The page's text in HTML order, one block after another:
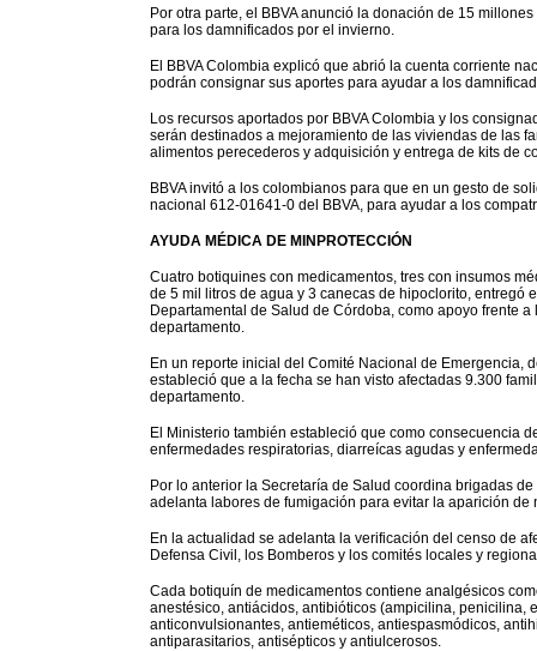
Por otra parte, el BBVA anunció la donación de 15
para los damnificados por el invierno.
El BBVA Colombia explicó que abrió la cuenta corriente
podrán consignar sus aportes para ayudar a los
Los recursos aportados por BBVA Colombia y los
serán destinados a mejoramiento de las viviendas de las
alimentos perecederos y adquisición y entrega de kits de
BBVA invitó a los colombianos para que en un gesto de
nacional 612-01641-0 del BBVA, para ayudar a los
AYUDA MÉDICA DE MINPROTECCIÓN
Cuatro botiquines con medicamentos, tres con insumos
de 5 mil litros de agua y 3 canecas de hipoclorito, entregó
Departamental de Salud de Córdoba, como apoyo frente
departamento.
En un reporte inicial del Comité Nacional de Emergencia,
estableció que a la fecha se han visto afectadas 9.300
departamento.
El Ministerio también estableció que como consecuencia
enfermedades respiratorias, diarreícas agudas y
Por lo anterior la Secretaría de Salud coordina brigadas
adelanta labores de fumigación para evitar la aparición de
En la actualidad se adelanta la verificación del censo de
Defensa Civil, los Bomberos y los comités locales y
Cada botiquín de medicamentos contiene analgésicos
anestésico, antiácidos, antibióticos (ampicilina, penicilina,
anticonvulsionantes, antieméticos, antiespasmódicos,
antiparasitarios, antisépticos y antiulcerosos.